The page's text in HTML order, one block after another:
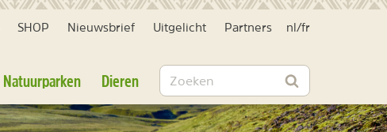
SHOP Nieuwsbrief Uitgelicht Partners nl /fr
Natuurparken Dieren Zoeken
Zoeken